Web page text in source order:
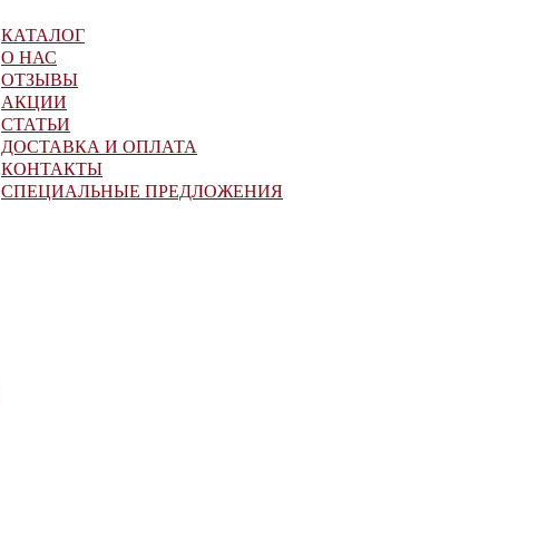
КАТАЛОГ
О НАС
ОТЗЫВЫ
АКЦИИ
СТАТЬИ
ДОСТАВКА И ОПЛАТА
КОНТАКТЫ
СПЕЦИАЛЬНЫЕ ПРЕДЛОЖЕНИЯ